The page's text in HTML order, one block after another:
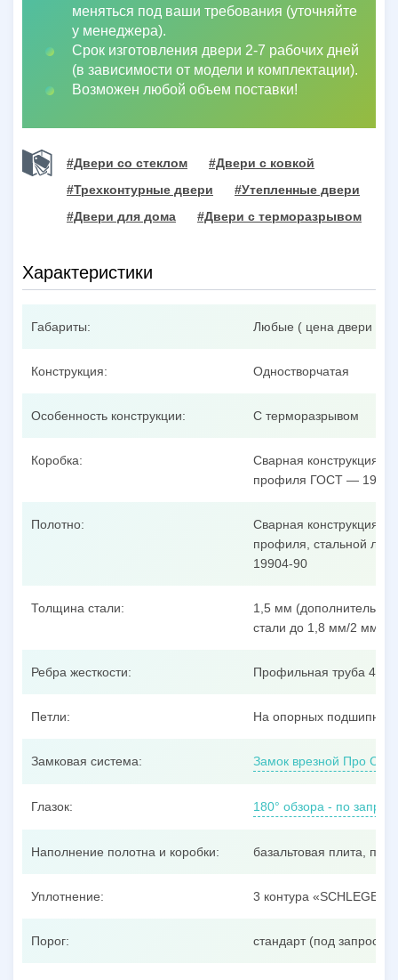
меняться под ваши требования (уточняйте
у менеджера).
Срок изготовления двери 2-7 рабочих дней
(в зависимости от модели и комплектации).
Возможен любой объем поставки!
#Двери со стеклом
#Двери с ковкой
#Трехконтурные двери
#Утепленные двери
#Двери для дома
#Двери с терморазрывом
Характеристики
Габариты: Любые ( цена двери
Конструкция: Одностворчатая
Особенность конструкции: С терморазрывом
Коробка:
Сварная конструкция из
профиля ГОСТ —
Полотно:
Сварная конструкция из
профиля, стальной
19904-90
Толщина стали:
1,5 мм
стали до 1,8 мм/2 мм/3
Ребра жесткости: Профильная труба
Петли: На опорных
Замковая система: Замок врезной Про Сам
Глазок: 180° обзора - по
Наполнение полотна и коробки: базальтовая плита,
Уплотнение: 3 контура «SCHLEGEL»
Порог: стандарт (под запрос –